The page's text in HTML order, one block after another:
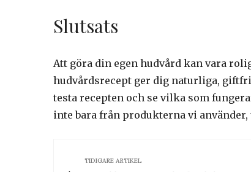
Slutsats
Att göra din egen hudvård kan vara
hudvårdsrecept ger dig naturliga,
testa recepten och se vilka som
inte bara från produkterna vi
TIDIGARE ARTIKEL